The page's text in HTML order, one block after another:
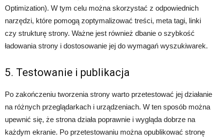
Optimization). W tym celu można skorzystać z odpowiednich
narzędzi, które pomogą zoptymalizować treści, meta tagi, linki
czy strukturę strony. Ważne jest również dbanie o szybkość
ładowania strony i dostosowanie jej do wymagań wyszukiwarek.
5. Testowanie i publikacja
Po zakończeniu tworzenia strony warto przetestować jej działanie
na różnych przeglądarkach i urządzeniach. W ten sposób można
upewnić się, że strona działa poprawnie i wygląda dobrze na
każdym ekranie. Po przetestowaniu można opublikować stronę